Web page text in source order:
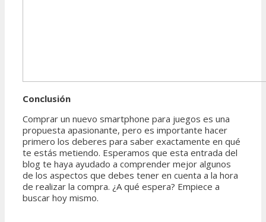
Conclusión
Comprar un nuevo smartphone para juegos es una
propuesta apasionante, pero es importante hacer
primero los deberes para saber exactamente en qué
te estás metiendo. Esperamos que esta entrada del
blog te haya ayudado a comprender mejor algunos
de los aspectos que debes tener en cuenta a la hora
de realizar la compra. ¿A qué espera? Empiece a
buscar hoy mismo.